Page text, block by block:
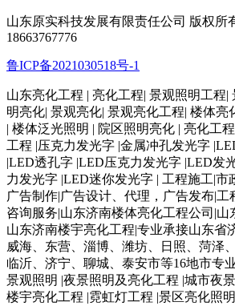
山东原实科技发展有限责任公司 版权所
18663767776
鲁ICP备2021030518号-1
山东亮化工程 | 亮化工程| 景观照明工程|
明亮化| 景观亮化| 景观亮化工程| 楼体亮
| 楼体泛光照明 | 院区照明亮化 | 亮化工
工程 |压克力发光字 |金属冲孔发光字
|LED透孔字 |LED压克力发光字 |LED发
力发光字 |LED迷你发光字 | 工程施工|市
广告制作|广告设计、代理，广告发布|工
咨询服务|山东济南楼体亮化工程公司|山
山东济南楼宇亮化工程|专业承接山东省
威海、东营、淄博、潍坊、日照、菏泽
临沂、济宁、聊城、泰安市等16地市专
景观照明 |夜景照明及亮化工程 |城市夜
楼宇亮化工程 |霓虹灯工程 |景区亮化照